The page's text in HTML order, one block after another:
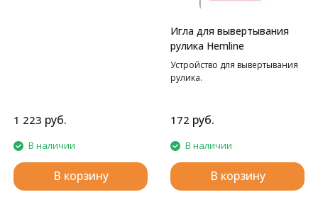
1 223 руб.
В наличии
В корзину
Игла для вывертывания
рулика Hemline
Устройство для вывертывания
рулика.
172 руб.
В наличии
В корзину